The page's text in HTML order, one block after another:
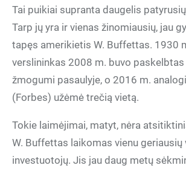
Tai puikiai supranta daugelis
Tarp jų yra ir vienas žinomiausių, jau
tapęs amerikietis W. Buffettas. 1930
verslininkas 2008 m. buvo
žmogumi pasaulyje, o 2016 m.
(Forbes) užėmė trečią vietą.
Tokie laimėjimai, matyt, nėra
W. Buffettas laikomas vienu geriausių
investuotojų. Jis jau daug metų